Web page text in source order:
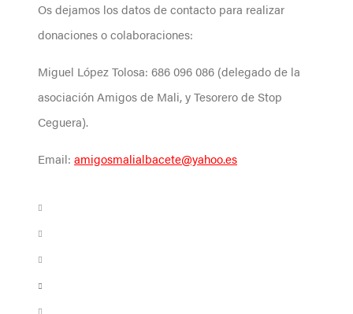
Os dejamos los datos de contacto para realizar
donaciones o colaboraciones:
Miguel López Tolosa: 686 096 086 (delegado de la
asociación Amigos de Mali, y Tesorero de Stop
Ceguera).
Email: amigosmalialbacete@yahoo.es